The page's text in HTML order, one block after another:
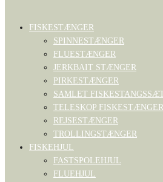
FISKESTÆNGER
SPINNESTÆNGER
FLUESTÆNGER
JERKBAIT STÆNGER
PIRKESTÆNGER
SAMLET
TELESKOP FISKESTÆNGER
REJSESTÆNGER
TROLLINGSTÆNGER
FISKEHJUL
FASTSPOLEHJUL
FLUEHJUL